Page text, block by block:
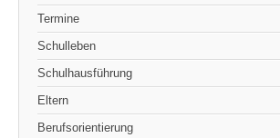
Termine
Schulleben
Schulhausführung
Eltern
Berufsorientierung